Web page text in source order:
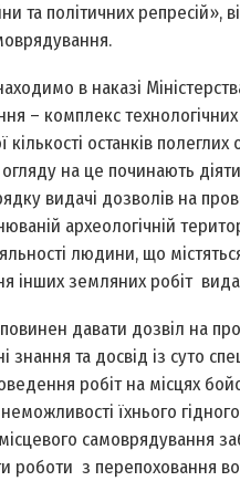
та політичних
в наказі
– комплекс
останків
на це починають
видачі дозволів на
археологічній
людини, що
інших земляних робіт
повинен давати дозвіл на
знання та досвід із суто
робіт на місцях
їхнього
самоврядування
роботи з перепоховання